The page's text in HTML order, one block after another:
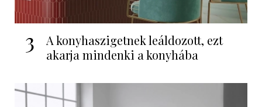
3
A konyhaszigetnek leáldozott, ezt
akarja mindenki a konyhába